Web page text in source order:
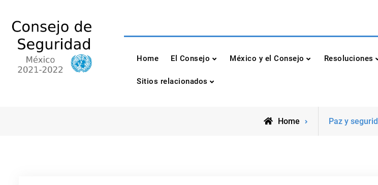
content
Consejo de Seguridad de las Naciones
México 2021-2022
Home El Consejo México y el Consejo Resoluciones
Sitios relacionados
Home
Archive
Paz y